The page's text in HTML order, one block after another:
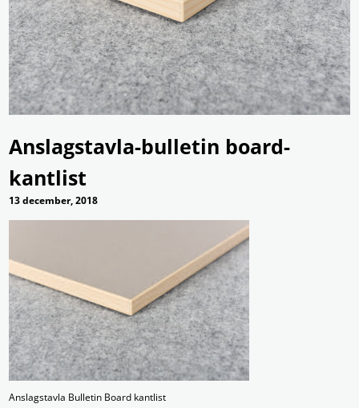
Anslagstavla-bulletin board-
kantlist
13 december, 2018
Anslagstavla Bulletin Board kantlist